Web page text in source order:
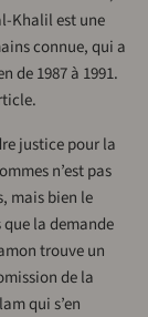
Khalil est une
connue, qui a
de 1987 à 1991.
justice pour la
n’est pas
mais bien le
la demande
trouve un
de la
qui s’en